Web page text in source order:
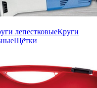
лепестковыеКруги
Щётки